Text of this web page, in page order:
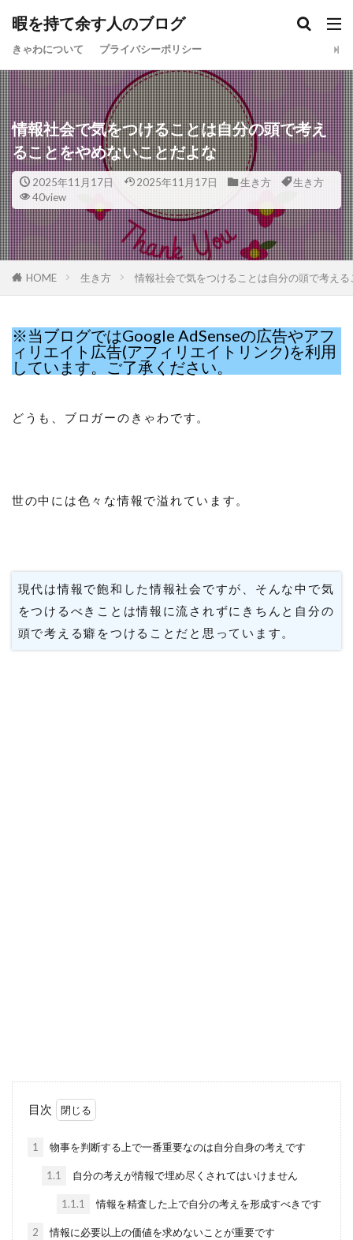
暇を持て余す人のブログ
きゃわについて プライバシーポリシー
情報社会で気をつけることは自分の頭で考え
ることをやめないことだよな
2025年11月17日 2025年11月17日 生き方
生き方
40view
HOME 生き方 情報社会で気をつけることは自分の頭で考え
※当ブログではGoogle AdSenseの広告やアフ
ィリエイト広告(アフィリエイトリンク)を利用
しています。ご了承ください。
どうも、ブロガーのきゃわです。
世の中には色々な情報で溢れています。
現代は情報で飽和した情報社会ですが、そんな中で気
をつけるべきことは情報に流されずにきちんと自分の
頭で考える癖をつけることだと思っています。
目次
1 物事を判断する上で一番重要なのは自分自身の考えです
1.1 自分の考えが情報で埋め尽くされてはいけません
1.1.1 情報を精査した上で自分の考えを形成すべきです
2 情報に必要以上の価値を求めないことが重要です